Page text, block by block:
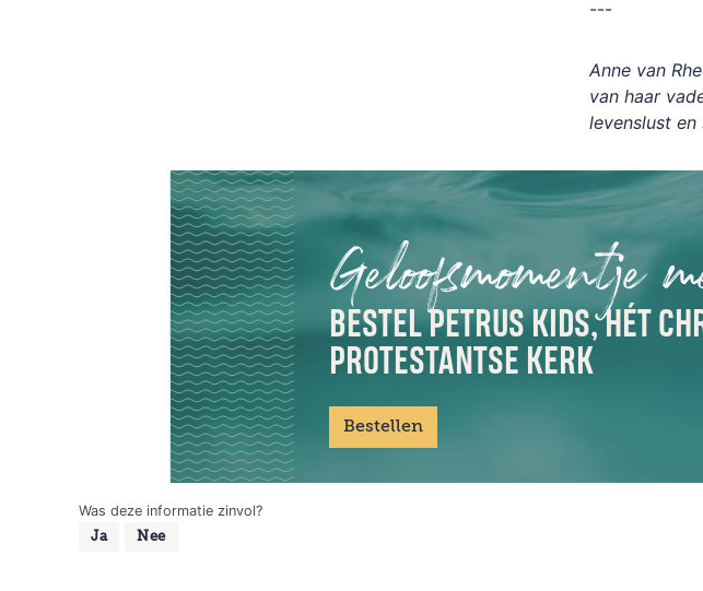
---
Anne van
van haar
levenslust
Geloofsmomentje
BESTEL PETRUS KIDS, HÉT
PROTESTANTSE KERK
Bestellen
Was deze informatie zinvol?
Ja Nee